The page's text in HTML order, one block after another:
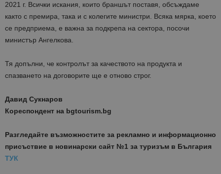
2021 г. Всички искания, които браншът поставя, обсъждаме
както с премира, така и с колегите министри. Всяка мярка, което
се предприема, е важна за подкрепа на сектора, посочи
министър Ангелкова.
Тя допълни, че контролът за качеството на продукта и
спазването на договорите ще е отново строг.
Давид Сукнаров
Кореспондент на bgtourism.bg
Разгледайте възможностите за рекламно и информационно
присъствие в новинарски сайт №1 за туризъм в България
ТУК